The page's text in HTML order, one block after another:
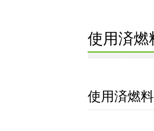
使用済燃
使用済燃